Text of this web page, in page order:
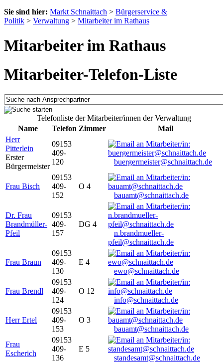
Sie sind hier: Markt Schnaittach > Bürgerservice &
Politik > Verwaltung > Mitarbeiter im Rathaus
Mitarbeiter im Rathaus
Mitarbeiter-Telefon-Liste
Telefonliste der Mitarbeiter/innen der Verwaltung
Name
Telefon Zimmer
Mail
Herr
Pitterlein
Erster
Bürgermeister
09153
409-
120
buergermeister@schnaittach.de
Frau Bisch
09153
409-
152
O 4
bauamt@schnaittach.de
Dr. Frau
Brandmüller-
Pfeil
09153
409-
157
DG 4
n.brandmueller-
pfeil@schnaittach.de
Frau Braun
09153
409-
130
E 4
ewo@schnaittach.de
Frau Brendl
09153
409-
124
O 12
info@schnaittach.de
Herr Ertel
09153
409-
153
O 3
bauamt@schnaittach.de
Frau
Escherich
09153
409-
136
E 5
standesamt@schnaittach.de